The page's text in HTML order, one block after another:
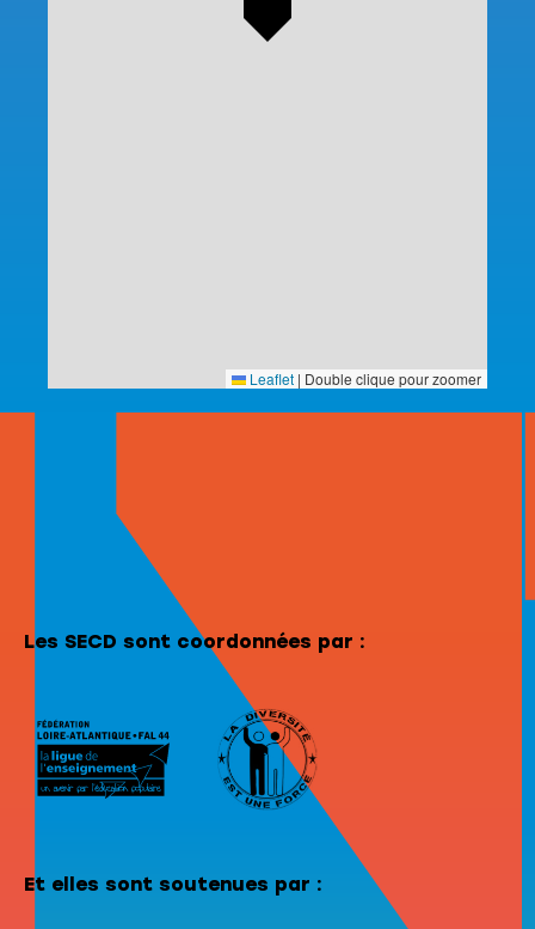
Leaflet | Double clique pour zoomer
Les SECD sont coordonnées par :
Et elles sont soutenues par :